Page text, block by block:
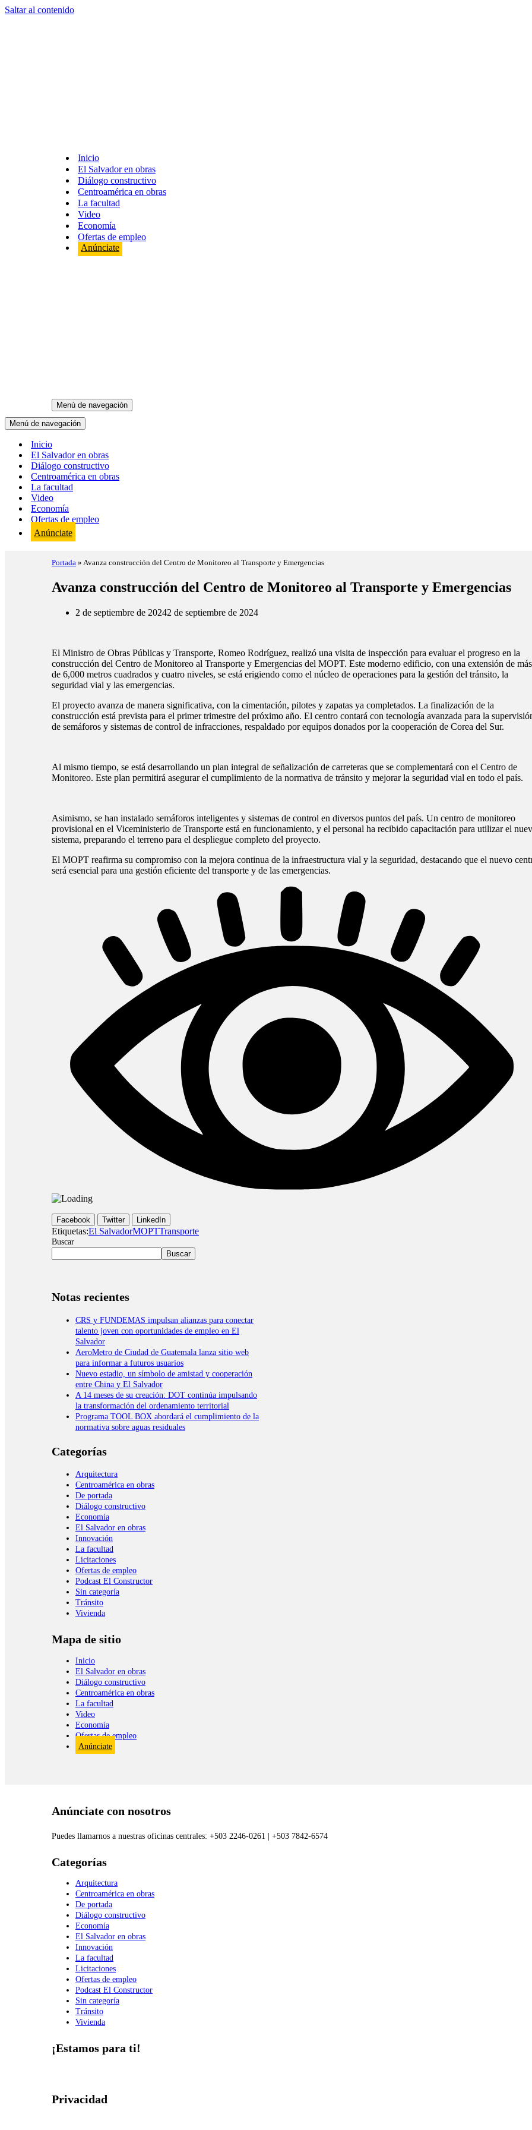
Saltar al contenido
Inicio
El Salvador en obras
Diálogo constructivo
Centroamérica en obras
La facultad
Video
Economía
Ofertas de empleo
Anúnciate
Menú de navegación
Menú de navegación
Inicio
El Salvador en obras
Diálogo constructivo
Centroamérica en obras
La facultad
Video
Economía
Ofertas de empleo
Anúnciate
Portada » Avanza construcción del Centro de Monitoreo al Transporte y Emergencias
Avanza construcción del Centro de Monitoreo al Transporte y Emergencias
2 de septiembre de 20242 de septiembre de 2024
El Ministro de Obras Públicas y Transporte, Romeo Rodríguez, realizó una visita de inspección para evaluar el progreso en la
construcción del Centro de Monitoreo al Transporte y Emergencias del MOPT. Este moderno edificio, con una extensión de más
de 6,000 metros cuadrados y cuatro niveles, se está erigiendo como el núcleo de operaciones para la gestión del tránsito, la
seguridad vial y las emergencias.
El proyecto avanza de manera significativa, con la cimentación, pilotes y zapatas ya completados. La finalización de la
construcción está prevista para el primer trimestre del próximo año. El centro contará con tecnología avanzada para la
de semáforos y sistemas de control de infracciones, respaldado por equipos donados por la cooperación de Corea del Sur.
Al mismo tiempo, se está desarrollando un plan integral de señalización de carreteras que se complementará con el Centro de
Monitoreo. Este plan permitirá asegurar el cumplimiento de la normativa de tránsito y mejorar la seguridad vial en todo el país.
Asimismo, se han instalado semáforos inteligentes y sistemas de control en diversos puntos del país. Un centro de monitoreo
provisional en el Viceministerio de Transporte está en funcionamiento, y el personal ha recibido capacitación para utilizar el
sistema, preparando el terreno para el despliegue completo del proyecto.
El MOPT reafirma su compromiso con la mejora continua de la infraestructura vial y la seguridad, destacando que el nuevo
será esencial para una gestión eficiente del transporte y de las emergencias.
Facebook Twitter LinkedIn
Etiquetas:El SalvadorMOPTTransporte
Buscar
Buscar
Notas recientes
CRS y FUNDEMAS impulsan alianzas para conectar
talento joven con oportunidades de empleo en El
Salvador
AeroMetro de Ciudad de Guatemala lanza sitio web
para informar a futuros usuarios
Nuevo estadio, un símbolo de amistad y cooperación
entre China y El Salvador
A 14 meses de su creación: DOT continúa impulsando
la transformación del ordenamiento territorial
Programa TOOL BOX abordará el cumplimiento de la
normativa sobre aguas residuales
Categorías
Arquitectura
Centroamérica en obras
De portada
Diálogo constructivo
Economía
El Salvador en obras
Innovación
La facultad
Licitaciones
Ofertas de empleo
Podcast El Constructor
Sin categoría
Tránsito
Vivienda
Mapa de sitio
Inicio
El Salvador en obras
Diálogo constructivo
Centroamérica en obras
La facultad
Video
Economía
Ofertas de empleo
Anúnciate
Anúnciate con nosotros
Puedes llamarnos a nuestras oficinas centrales: +503 2246-0261 | +503 7842-6574
Categorías
Arquitectura
Centroamérica en obras
De portada
Diálogo constructivo
Economía
El Salvador en obras
Innovación
La facultad
Licitaciones
Ofertas de empleo
Podcast El Constructor
Sin categoría
Tránsito
Vivienda
¡Estamos para ti!
Privacidad